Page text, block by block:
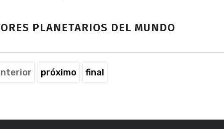
PLANETARIOS DEL MUNDO
próximo final